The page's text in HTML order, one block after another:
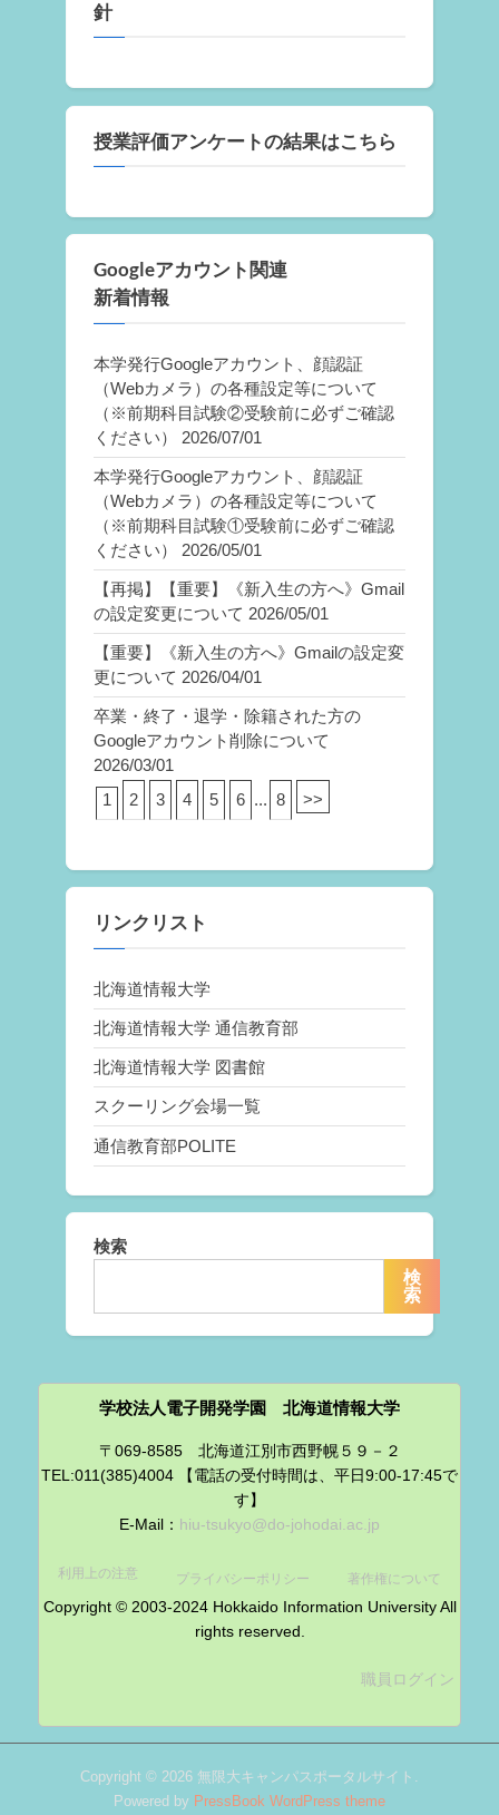
針
授業評価アンケートの結果はこちら
Googleアカウント関連
新着情報
本学発行Googleアカウント、顔認証
（Webカメラ）の各種設定等について
（※前期科目試験②受験前に必ずご確認
ください）
2026/07/01
本学発行Googleアカウント、顔認証
（Webカメラ）の各種設定等について
（※前期科目試験①受験前に必ずご確認
ください）
2026/05/01
【再掲】【重要】《新入生の方へ》Gmail
の設定変更について 2026/05/01
【重要】《新入生の方へ》Gmailの設定変
更について 2026/04/01
卒業・終了・退学・除籍された方の
Googleアカウント削除について
2026/03/01
1
2 3 4 5 6 ... 8 >>
リンクリスト
北海道情報大学
北海道情報大学 通信教育部
北海道情報大学 図書館
スクーリング会場一覧
通信教育部POLITE
検索
検
索
学校法人電子開発学園 北海道情報大学
〒069-8585 北海道江別市西野幌５９－２
TEL:011(385)4004 【電話の受付時間は、平日9:00-17:45で
す】
E-Mail： hiu-tsukyo@do-johodai.ac.jp
利用上の注意 プライバシーポリシー 著作権について
Copyright © 2003-2024 Hokkaido Information University All
rights reserved.
職員ログイン
Copyright © 2026 無限大キャンパスポータルサイト.
Powered by PressBook WordPress theme